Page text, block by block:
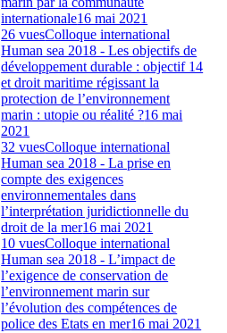
internationale16 mai 2021
26 vuesColloque international
Human sea 2018 - Les objectifs de
développement durable : objectif 14
et droit maritime régissant la
protection de l’environnement
marin : utopie ou réalité ?16 mai
2021
32 vuesColloque international
Human sea 2018 - La prise en
compte des exigences
environnementales dans
l’interprétation juridictionnelle du
droit de la mer16 mai 2021
10 vuesColloque international
Human sea 2018 - L’impact de
l’exigence de conservation de
l’environnement marin sur
l’évolution des compétences de
police des Etats en mer16 mai 2021